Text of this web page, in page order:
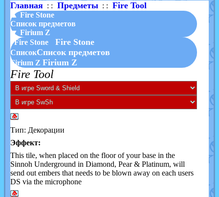
Главная: : Предметы: : Fire Tool
▲ Fire Stone
Список предметов
▼ Firium Z
Fire Stone
Fire Stone
СписокСписок предметов
Firium Z Firium Z
Fire Tool
Тип: Декорации
Эффект:
This tile, when placed on the floor of your base in the
Sinnoh Underground in Diamond, Pear & Platinum, will
send out embers that needs to be blown away on each users
DS via the microphone